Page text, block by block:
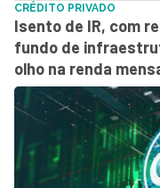
CRÉDITO PRIVADO
Isento de IR, com
fundo de
olho na renda